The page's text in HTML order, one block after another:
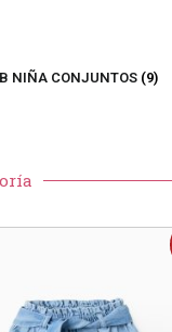
NIÑA CONJUNTOS (9)